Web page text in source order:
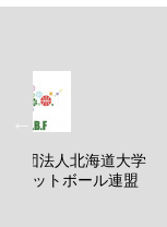
社団法人北海道大学
ケットボール連盟